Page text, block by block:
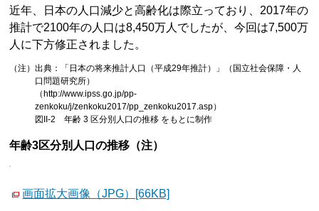
近年、日本の人口減少と高齢化は際立っており、2017年の
推計で2100年の人口は8,450万人でしたが、今回は7,500万
人に下方修正されました。
（注）出典：「日本の将来推計人口（平成29年推計）」（国立社会保障・人
口問題研究所）
（http://www.ipss.go.jp/pp-
zenkoku/j/zenkoku2017/pp_zenkoku2017.asp）
図II-2 年齢 3 区分別人口の推移 をもとに制作
年齢3区分別人口の推移（注）
画面拡大画像（JPG）[66KB]